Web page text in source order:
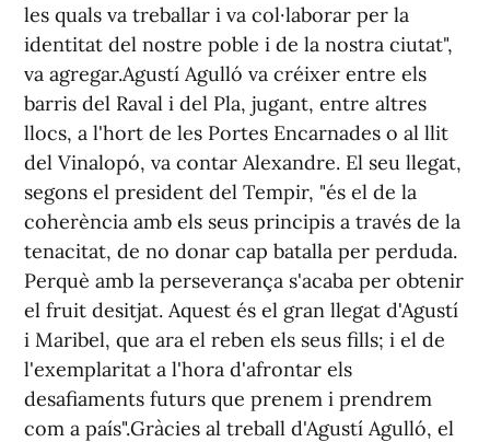
les quals va treballar i va col·laborar per la
identitat del nostre poble i de la nostra ciutat",
va agregar.Agustí Agulló va créixer entre els
barris del Raval i del Pla, jugant, entre altres
llocs, a l'hort de les Portes Encarnades o al llit
del Vinalopó, va contar Alexandre. El seu llegat,
segons el president del Tempir, "és el de la
coherència amb els seus principis a través de la
tenacitat, de no donar cap batalla per perduda.
Perquè amb la perseverança s'acaba per obtenir
el fruit desitjat. Aquest és el gran llegat d'Agustí
i Maribel, que ara el reben els seus fills; i el de
l'exemplaritat a l'hora d'afrontar els
desafiaments futurs que prenem i prendrem
com a país".Gràcies al treball d'Agustí Agulló, el